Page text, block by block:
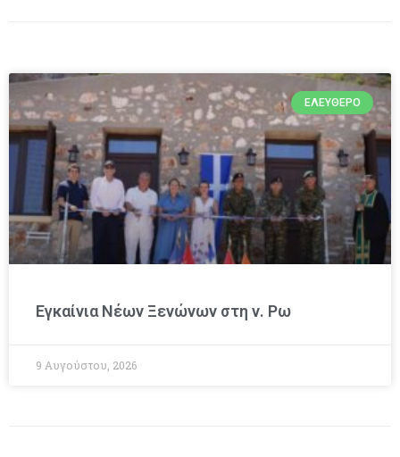
ΕΛΕΎΘΕΡΟ
Εγκαίνια Νέων Ξενώνων στη ν. Ρω
9 Αυγούστου, 2026